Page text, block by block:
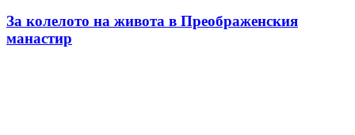
За колелото на живота в Преображенския
манастир